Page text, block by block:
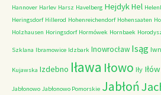
Hannover Harlev Harsz Havelberg HejdykHel
Heringsdorf Hillerod Hohenreichendorf Hohensaaten
Holzhausen Horingsdorf Hormówek Hornbaek
Szklana Ibramowice Idzbark Inowrocław Isąg
Kujawska Izdebno Iława Iłowo Iły Iłów
Jabłonowo Jabłonowo Pomorskie Jabłoń